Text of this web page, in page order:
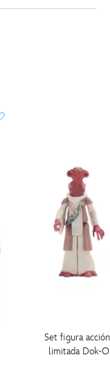
Set figura
limitada Dok-